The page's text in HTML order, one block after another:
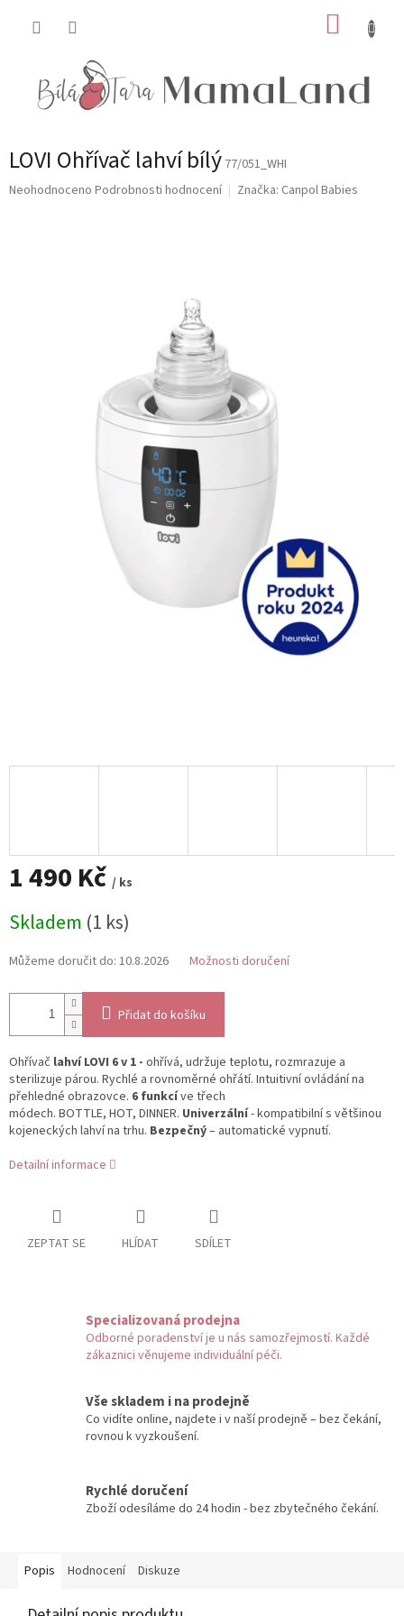
LOVI Ohřívač lahví bílý 77/051_WHI
Průměrné
Neohodnoceno Podrobnosti hodnocení Značka: Canpol Babies
1 490 Kč / ks
cena:
Skladem (1 ks)
Můžeme doručit do: 10.8.2026 Možnosti doručení
Přidat do košíku
Ohřívač lahví LOVI 6 v 1 - ohřívá, udržuje teplotu, rozmrazuje a
sterilizuje párou. Rychlé a rovnoměrné ohřátí. Intuitivní ovládání na
přehledné obrazovce. 6 funkcíve třech
módech. BOTTLE, HOT, DINNER. Univerzální- kompatibilní s většinou
kojeneckých lahví na trhu. Bezpečný– automatické vypnutí.
Detailní informace
ZEPTAT SE HLÍDAT SDÍLET
Specializovaná prodejna
Odborné poradenství je u nás samozřejmostí. Každé
zákaznici věnujeme individuální péči.
Vše skladem i na prodejně
Co vidíte online, najdete i v naší prodejně – bez čekání,
rovnou k vyzkoušení.
Rychlé doručení
Zboží odesíláme do 24 hodin - bez zbytečného čekání.
Popis Hodnocení Diskuze